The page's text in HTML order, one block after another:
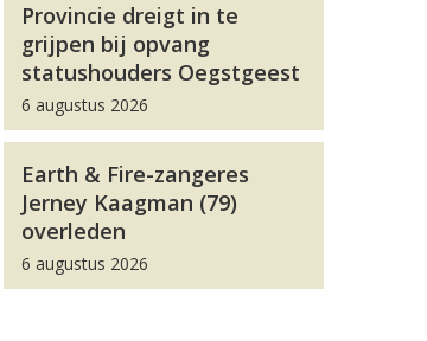
Provincie dreigt in te
grijpen bij opvang
statushouders Oegstgeest
6 augustus 2026
Earth & Fire-zangeres
Jerney Kaagman (79)
overleden
6 augustus 2026